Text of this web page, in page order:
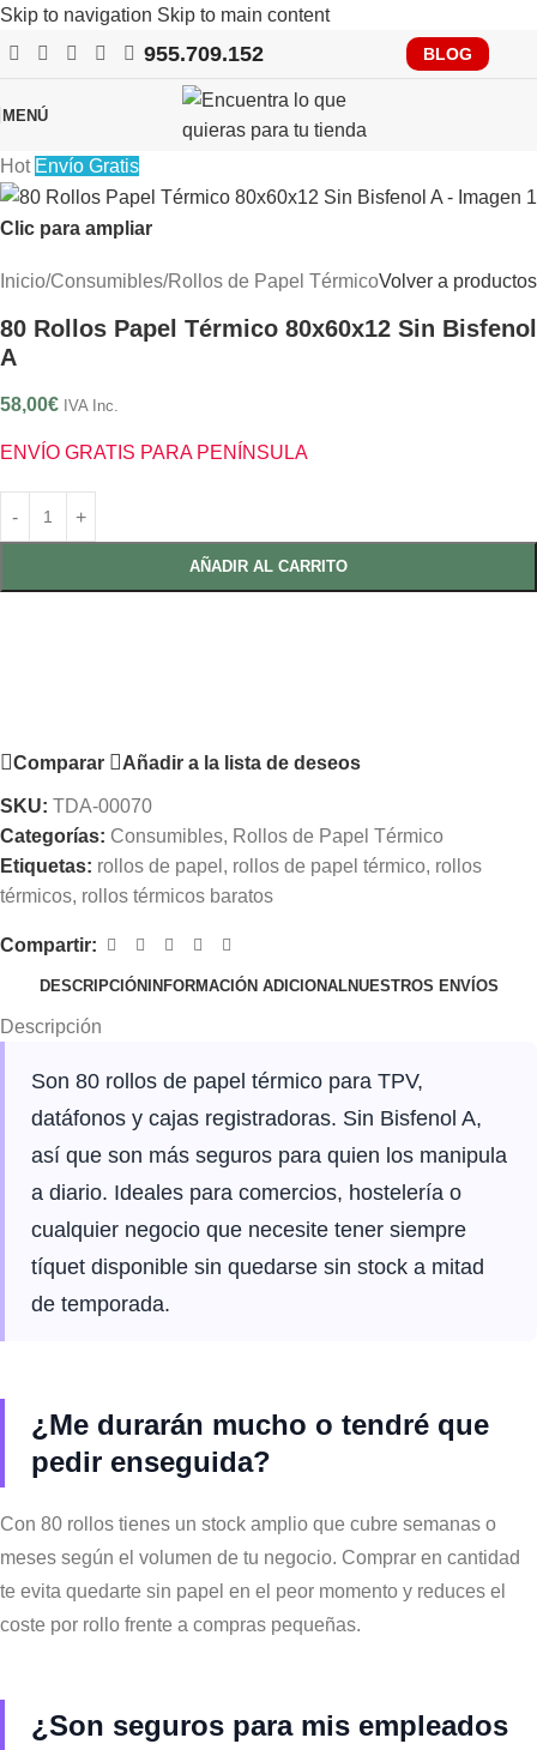
Skip to navigation Skip to main content
RECUERDA QUE PRONTO TENDRÁS QUE CUMPLIR CON
VERIFACTU, CONSÚLTANOS
955.709.152 BLOG
MENÚ
Hot Envío Gratis
Clic para ampliar
Inicio/Consumibles/Rollos de Papel TérmicoVolver a productos
80 Rollos Papel Térmico 80x60x12 Sin Bisfenol
A
58,00€ IVA Inc.
ENVÍO GRATIS PARA PENÍNSULA
AÑADIR AL CARRITO
Comparar Añadir a la lista de deseos
SKU: TDA-00070
Categorías: Consumibles, Rollos de Papel Térmico
Etiquetas: rollos de papel , rollos de papel térmico, rollos
térmicos, rollos térmicos baratos
Compartir:
DESCRIPCIÓN INFORMACIÓN ADICIONALNUESTROS ENVÍOS
Descripción
Son 80 rollos de papel térmico para TPV,
datáfonos y cajas registradoras. Sin Bisfenol A,
así que son más seguros para quien los manipula
a diario. Ideales para comercios, hostelería o
cualquier negocio que necesite tener siempre
tíquet disponible sin quedarse sin stock a mitad
de temporada.
¿Me durarán mucho o tendré que
pedir enseguida?
Con 80 rollos tienes un stock amplio que cubre semanas o
meses según el volumen de tu negocio. Comprar en cantidad
te evita quedarte sin papel en el peor momento y reduces el
coste por rollo frente a compras pequeñas.
¿Son seguros para mis empleados